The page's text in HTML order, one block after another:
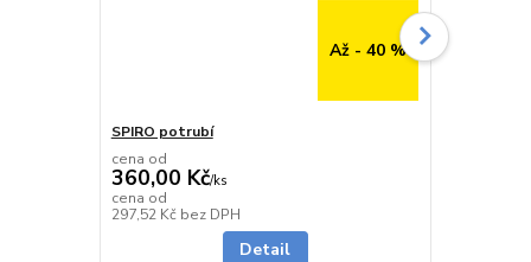
Až - 40 %
SPIRO potrubí
cena od
360,00 Kč/ks
cena od
297,52 Kč bez DPH
Detail